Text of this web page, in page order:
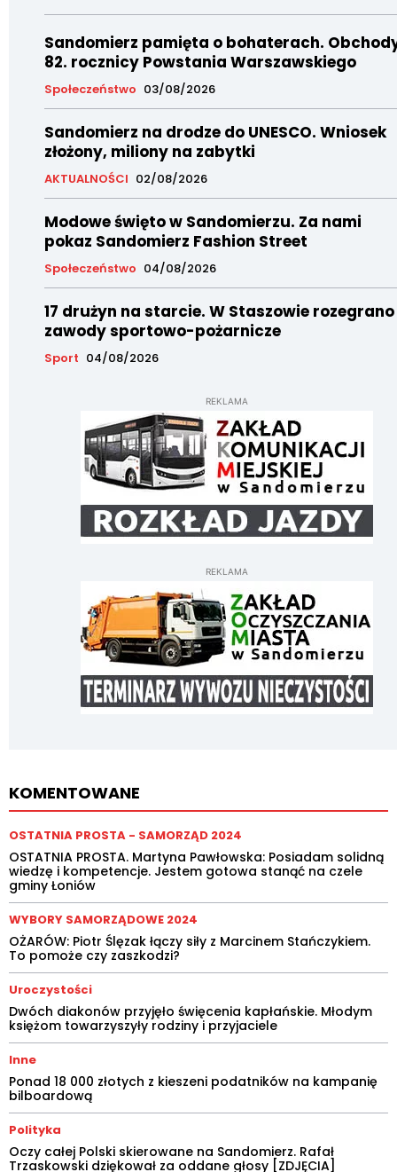
Sandomierz pamięta o bohaterach.
82. rocznicy Powstania Warszawskiego
Społeczeństwo 03/08/2026
Sandomierz na drodze do UNESCO. Wniosek
złożony, miliony na zabytki
AKTUALNOŚCI 02/08/2026
Modowe święto w Sandomierzu. Za nami
pokaz Sandomierz Fashion Street
Społeczeństwo 04/08/2026
17 drużyn na starcie. W Staszowie rozegrano
zawody sportowo-pożarnicze
Sport 04/08/2026
REKLAMA
REKLAMA
KOMENTOWANE
OSTATNIA PROSTA - SAMORZĄD 2024
OSTATNIA PROSTA. Martyna Pawłowska: Posiadam solidną
wiedzę i kompetencje. Jestem gotowa stanąć na czele
gminy Łoniów
WYBORY SAMORZĄDOWE 2024
OŻARÓW: Piotr Ślęzak łączy siły z Marcinem Stańczykiem.
To pomoże czy zaszkodzi?
Uroczystości
Dwóch diakonów przyjęło święcenia kapłańskie. Młodym
księżom towarzyszyły rodziny i przyjaciele
Inne
Ponad 18 000 złotych z kieszeni podatników na kampanię
bilboardową
Polityka
Oczy całej Polski skierowane na Sandomierz. Rafał
Trzaskowski dziękował za oddane głosy [ZDJĘCIA]